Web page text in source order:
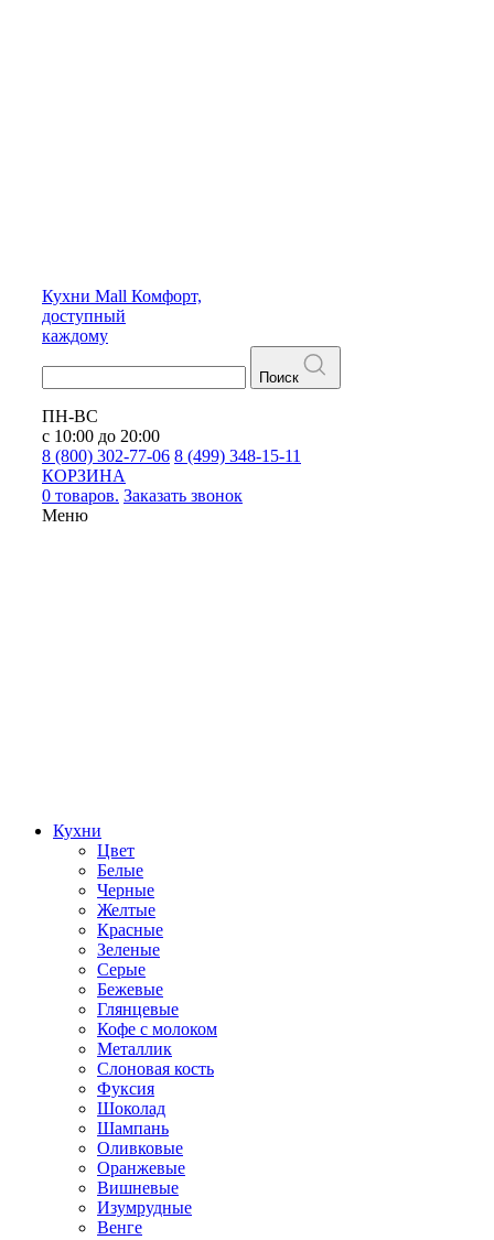
Кухни Mall Комфорт,
доступный
каждому
Поиск
ПН-ВС
с 10:00 до 20:00
8 (800) 302-77-06 8 (499) 348-15-11
КОРЗИНА
0 товаров. Заказать звонок
Меню
Кухни
Цвет
Белые
Черные
Желтые
Красные
Зеленые
Серые
Бежевые
Глянцевые
Кофе с молоком
Металлик
Слоновая кость
Фуксия
Шоколад
Шампань
Оливковые
Оранжевые
Вишневые
Изумрудные
Венге